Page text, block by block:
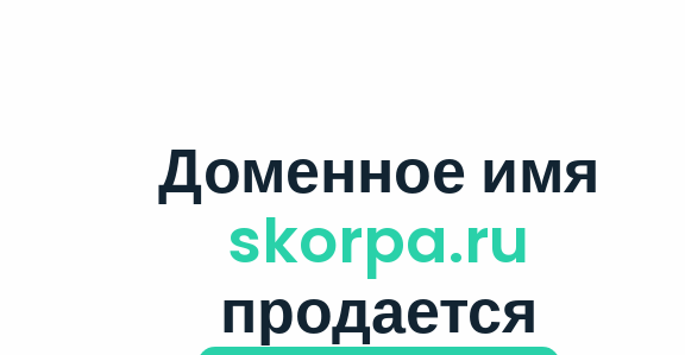
Доменное имя
skorpa.ru
продается